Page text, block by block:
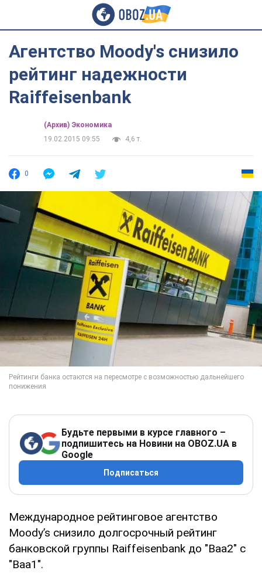
Агентство Moody's снизило
рейтинг надежности
Raiffeisenbank
(Архив) Экономика
19.02.2015 09:55
4,6 т.
0
Будьте первыми в курсе главного –
подпишитесь на Новини на OBOZ.UA в
Google
Подписаться
Международное рейтинговое агентство
Moody’s снизило долгосрочный рейтинг
банковской группы Raiffeisenbank до "Baa2" с
"Baa1".